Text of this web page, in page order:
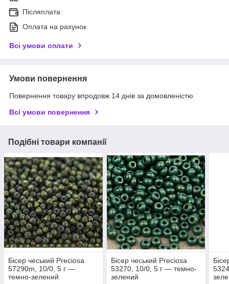
Післяплата
Оплата на рахунок
Всі умови оплати
Умови повернення
Повернення товару впродовж 14 днів за домовленістю
Всі умови повернення
Подібні товари компанії
Бісер чеський Preciosa
57290m, 10/0, 5 г —
темно-зелений
Бісер чеський Preciosa
53270, 10/0, 5 г — темно-
зелений